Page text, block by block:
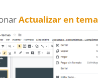
Actualizar en tema